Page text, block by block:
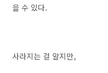
을 수 있다.
사라지는 걸 알지만,